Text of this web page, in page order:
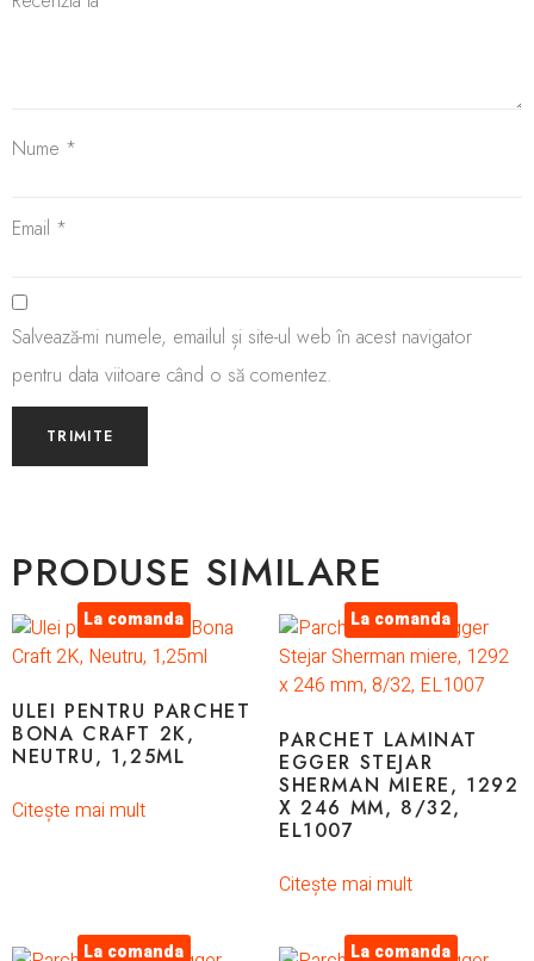
Nume *
Email *
Salvează-mi numele, emailul și site-ul web în acest navigator
pentru data viitoare când o să comentez.
PRODUSE SIMILARE
La comanda
ULEI PENTRU PARCHET
BONA CRAFT 2K,
NEUTRU, 1,25ML
Citește mai mult
La comanda
PARCHET LAMINAT
EGGER STEJAR
SHERMAN MIERE, 1292
X 246 MM, 8/32,
EL1007
Citește mai mult
La comanda La comanda